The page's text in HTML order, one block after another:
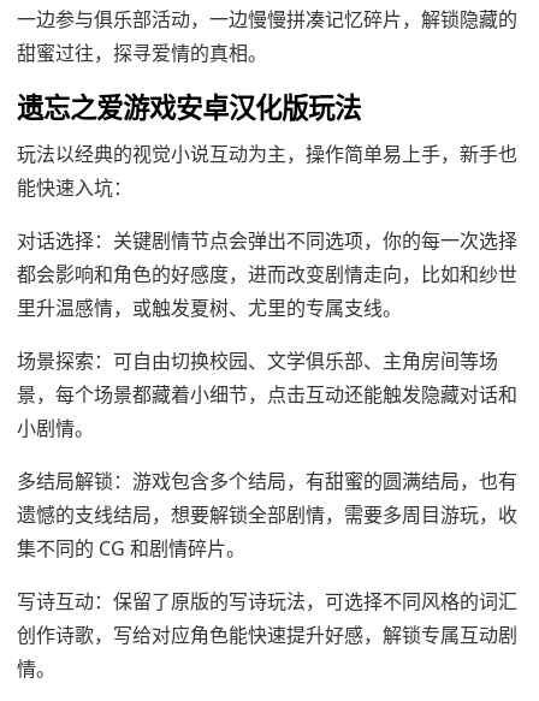
一边参与俱乐部活动，一边慢慢拼凑记忆碎片，解锁隐藏的
甜蜜过往，探寻爱情的真相。
遗忘之爱游戏安卓汉化版玩法
玩法以经典的视觉小说互动为主，操作简单易上手，新手也
能快速入坑：
对话选择：关键剧情节点会弹出不同选项，你的每一次选择
都会影响和角色的好感度，进而改变剧情走向，比如和纱世
里升温感情，或触发夏树、尤里的专属支线。
场景探索：可自由切换校园、文学俱乐部、主角房间等场
景，每个场景都藏着小细节，点击互动还能触发隐藏对话和
小剧情。
多结局解锁：游戏包含多个结局，有甜蜜的圆满结局，也有
遗憾的支线结局，想要解锁全部剧情，需要多周目游玩，收
集不同的 CG 和剧情碎片。
写诗互动：保留了原版的写诗玩法，可选择不同风格的词汇
创作诗歌，写给对应角色能快速提升好感，解锁专属互动剧
情。